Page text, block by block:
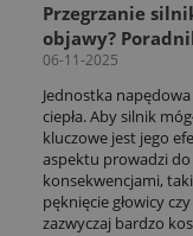
Przegrzanie
objawy?
06-11-2025
Jednostka
ciepła. Aby silnik
kluczowe jest jego
aspektu prowadzi
konsekwencjami,
pęknięcie głowicy
zazwyczaj bardzo